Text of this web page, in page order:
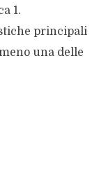
1.
principali
una delle